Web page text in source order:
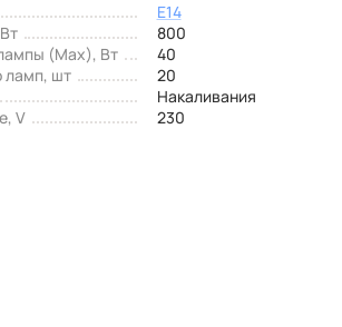
E14
800
(Max), Вт
40
ламп, шт
20
Накаливания
V
230